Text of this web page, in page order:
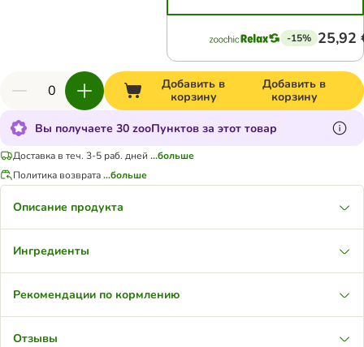
-15% 25,92
Добавить в
корзину
Добавить в
корзину
Вы получаете 30 zooПунктов за этот товар
Доставка в теч. 3-5 раб. дней ...больше
Политика возврата...больше
Описание продукта
Ингредиенты
Рекомендации по кормлению
Отзывы